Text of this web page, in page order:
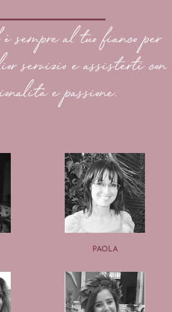
sempre al tuo fianco per
servizio e assisterti con
e passione.
PAOLA